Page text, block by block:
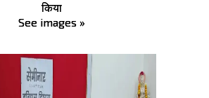
किया
See images »